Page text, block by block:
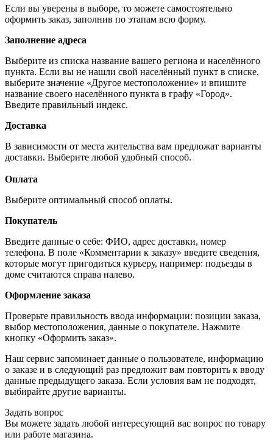
Если вы уверены в выборе, то можете самостоятельно
оформить заказ, заполнив по этапам всю форму.
Заполнение адреса
Выберите из списка название вашего региона и населённого
пункта. Если вы не нашли свой населённый пункт в списке,
выберите значение «Другое местоположение» и впишите
название своего населённого пункта в графу «Город».
Введите правильный индекс.
Доставка
В зависимости от места жительства вам предложат варианты
доставки. Выберите любой удобный способ.
Оплата
Выберите оптимальный способ оплаты.
Покупатель
Введите данные о себе: ФИО, адрес доставки, номер
телефона. В поле «Комментарии к заказу» введите сведения,
которые могут пригодиться курьеру, например: подъезды в
доме считаются справа налево.
Оформление заказа
Проверьте правильность ввода информации: позиции заказа,
выбор местоположения, данные о покупателе. Нажмите
кнопку «Оформить заказ».
Наш сервис запоминает данные о пользователе, информацию
о заказе и в следующий раз предложит вам повторить к вводу
данные предыдущего заказа. Если условия вам не подходят,
выбирайте другие варианты.
Задать вопрос
Вы можете задать любой интересующий вас вопрос по товару
или работе магазина.